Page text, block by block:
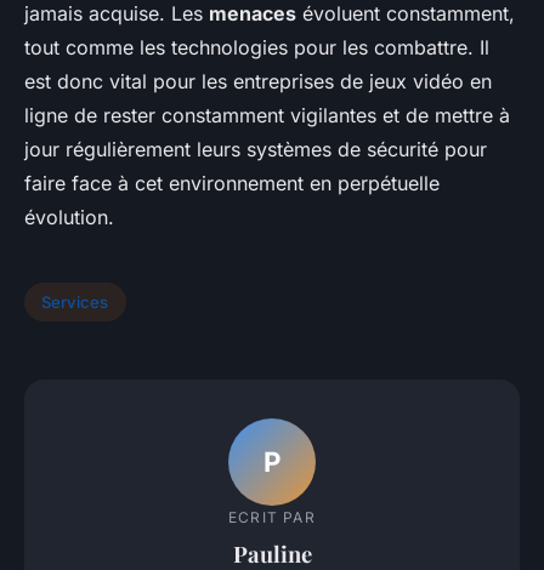
jamais acquise. Les menaces évoluent constamment,
tout comme les technologies pour les combattre. Il
est donc vital pour les entreprises de jeux vidéo en
ligne de rester constamment vigilantes et de mettre à
jour régulièrement leurs systèmes de sécurité pour
faire face à cet environnement en perpétuelle
évolution.
Services
P
ECRIT PAR
Pauline